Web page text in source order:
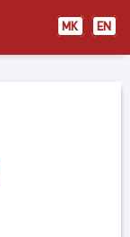
МК EN